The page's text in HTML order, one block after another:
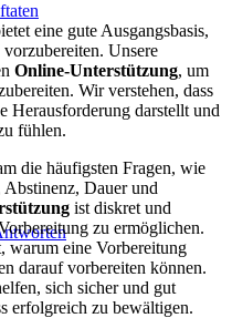
eine gute Ausgangsbasis,
Unsere
Online-Unterstützung, um
Wir verstehen, dass
Herausforderung darstellt und
fühlen.
die häufigsten Fragen, wie
Abstinenz, Dauer und
ist diskret und
zu ermöglichen.
warum eine Vorbereitung
darauf vorbereiten können.
sich sicher und gut
erfolgreich zu bewältigen.